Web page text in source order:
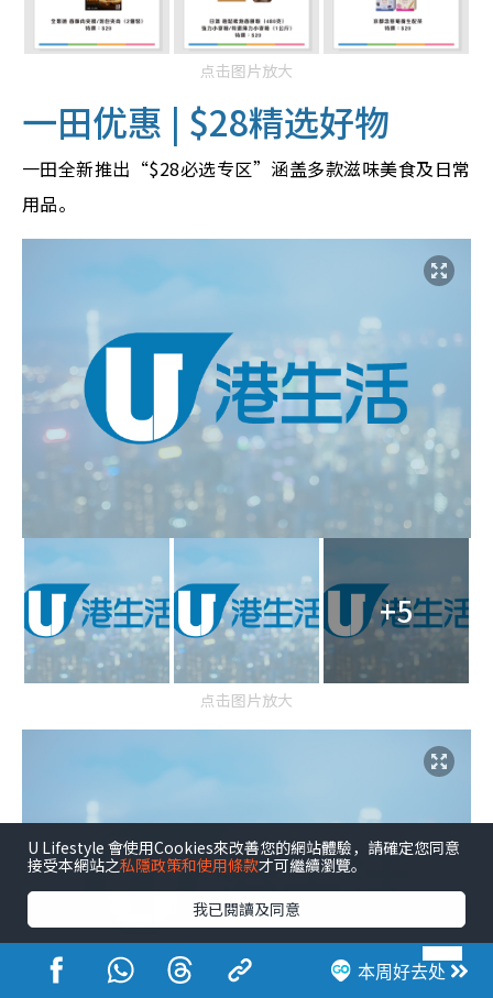
点击图片放大
一田优惠 | $28精选好物
一田全新推出“$28必选专区”涵盖多款滋味美食及日常
用品。
+5
点击图片放大
本周好去处
U Lifestyle 會使用Cookies來改善您的網站體驗，請確定您同意
接受本網站之私隱政策和使用條款才可繼續瀏覽。
我已閱讀及同意